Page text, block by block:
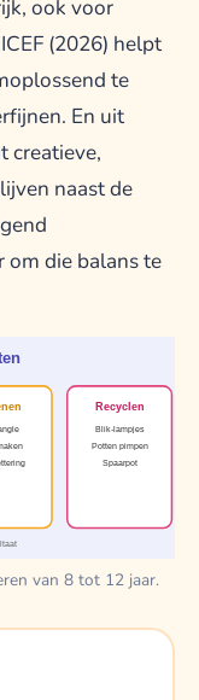
ook voor
(2026) helpt
te
En uit
creatieve,
naast de
om die balans te
Recyclen
Blik-lampjes
Potten pimpen
Spaarpot
van 8 tot 12 jaar.